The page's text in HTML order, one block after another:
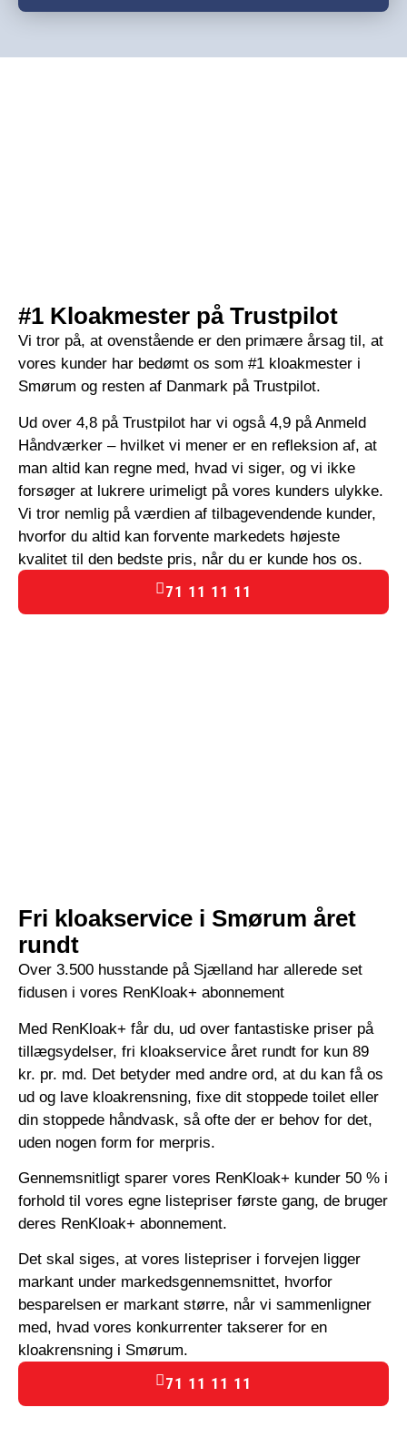
#1 Kloakmester på Trustpilot
Vi tror på, at ovenstående er den primære årsag til, at
vores kunder har bedømt os som #1 kloakmester i
Smørum og resten af Danmark på Trustpilot.
Ud over 4,8 på Trustpilot har vi også 4,9 på Anmeld
Håndværker – hvilket vi mener er en refleksion af, at
man altid kan regne med, hvad vi siger, og vi ikke
forsøger at lukrere urimeligt på vores kunders ulykke.
Vi tror nemlig på værdien af tilbagevendende kunder,
hvorfor du altid kan forvente markedets højeste
kvalitet til den bedste pris, når du er kunde hos os.
71 11 11 11
Fri kloakservice i Smørum året
rundt
Over 3.500 husstande på Sjælland har allerede set
fidusen i vores RenKloak+ abonnement
Med RenKloak+ får du, ud over fantastiske priser på
tillægsydelser, fri kloakservice året rundt for kun 89
kr. pr. md. Det betyder med andre ord, at du kan få os
ud og lave kloakrensning, fixe dit stoppede toilet eller
din stoppede håndvask, så ofte der er behov for det,
uden nogen form for merpris.
Gennemsnitligt sparer vores RenKloak+ kunder 50 % i
forhold til vores egne listepriser første gang, de bruger
deres RenKloak+ abonnement.
Det skal siges, at vores listepriser i forvejen ligger
markant under markedsgennemsnittet, hvorfor
besparelsen er markant større, når vi sammenligner
med, hvad vores konkurrenter takserer for en
kloakrensning i Smørum.
71 11 11 11